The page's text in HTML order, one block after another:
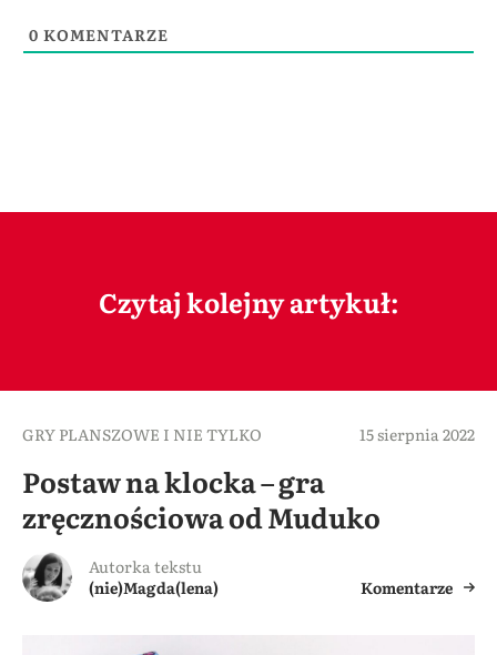
0 KOMENTARZE
Czytaj kolejny artykuł:
GRY PLANSZOWE I NIE TYLKO 15 sierpnia 2022
Postaw na klocka – gra
zręcznościowa od Muduko
Autorka tekstu
(nie)Magda(lena)
Komentarze